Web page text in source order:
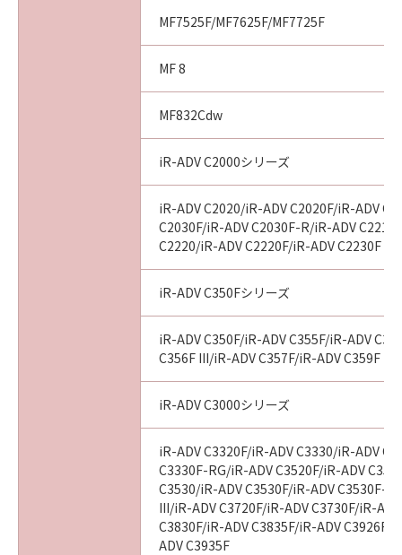
MF7525F/MF7625F/MF7725F
MF 8
MF832Cdw
iR-ADV C2000シリーズ
iR-ADV C2020/iR-ADV C2020F/iR-ADV
C2030F/iR-ADV C2030F-R/iR-ADV
C2220/iR-ADV C2220F/iR-ADV C2230F
iR-ADV C350Fシリーズ
iR-ADV C350F/iR-ADV C355F/iR-ADV
C356F III/iR-ADV C357F/iR-ADV C359F
iR-ADV C3000シリーズ
iR-ADV C3320F/iR-ADV C3330/iR-ADV
C3330F-RG/iR-ADV C3520F/iR-ADV
C3530/iR-ADV C3530F/iR-ADV C3530F-
III/iR-ADV C3720F/iR-ADV C3730F/iR-
C3830F/iR-ADV C3835F/iR-ADV C3926F/
ADV C3935F